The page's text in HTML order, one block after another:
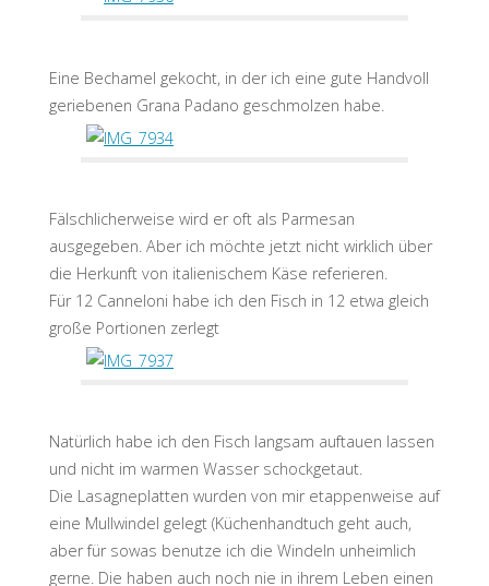
Eine Bechamel gekocht, in der ich eine gute Handvoll
geriebenen Grana Padano geschmolzen habe.
Fälschlicherweise wird er oft als Parmesan
ausgegeben. Aber ich möchte jetzt nicht wirklich über
die Herkunft von italienischem Käse referieren.
Für 12 Canneloni habe ich den Fisch in 12 etwa gleich
große Portionen zerlegt
Natürlich habe ich den Fisch langsam auftauen lassen
und nicht im warmen Wasser schockgetaut.
Die Lasagneplatten wurden von mir etappenweise auf
eine Mullwindel gelegt (Küchenhandtuch geht auch,
aber für sowas benutze ich die Windeln unheimlich
gerne. Die haben auch noch nie in ihrem Leben einen